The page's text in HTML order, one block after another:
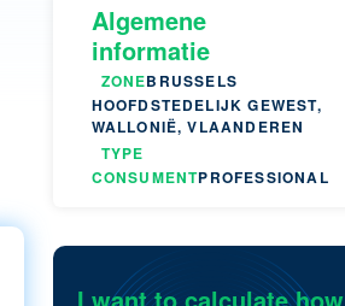
Algemene
informatie
ZONEBRUSSELS
HOOFDSTEDELIJK GEWEST,
WALLONIË, VLAANDEREN
TYPE
CONSUMENTPROFESSIONAL
I want to calculate how